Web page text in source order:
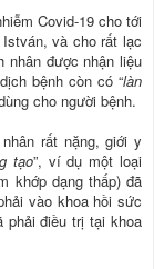
Covid-19 cho tới
và cho rất lạc
nhân được nhận liệu
bệnh còn có “làn
cho người bệnh.
rất nặng, giới y
tạo”, ví dụ một loại
khớp dạng thấp) đã
vào khoa hồi sức
phải điều trị tại khoa